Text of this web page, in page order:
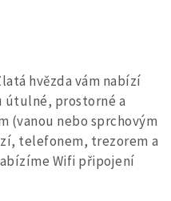
hvězda vám nabízí
prostorné a
(vanou nebo sprchovým
telefonem, trezorem a
Wifi připojení